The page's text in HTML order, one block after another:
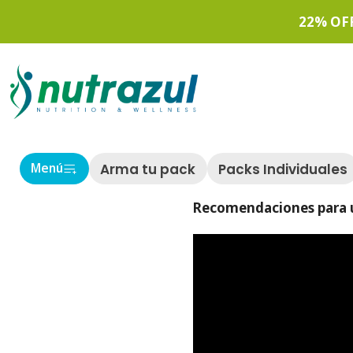
Menú Arma tu pack Packs Individuales
22%
¿Cuándo comer y
Recomendaciones